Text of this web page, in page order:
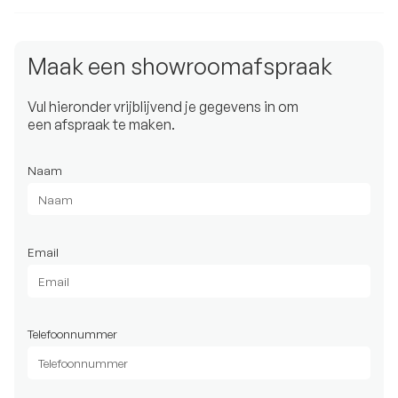
Maak een showroomafspraak
Vul hieronder vrijblijvend je gegevens in om
een afspraak te maken.
Naam
Email
Telefoonnummer